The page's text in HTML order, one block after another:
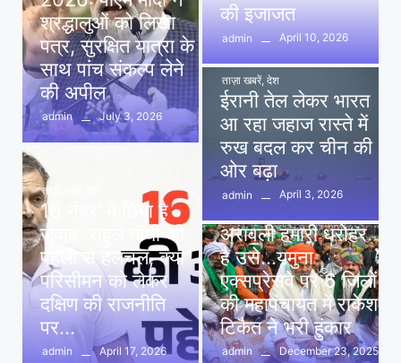
श्रद्धालुओं को लिखा
पत्र, सुरक्षित यात्रा के
साथ पांच संकल्प लेने
की अपील
admin July 3, 2026
ताज़ा खबरें
16 नंबर’ में छिपा है
जवाब: राहुल गांधी की
पहेली से हलचल, क्या
परिसीमन को लेकर
दक्षिण की राजनीति
पर…
admin April 17, 2026
की इजाजत
admin April 10, 2026
ताज़ा खबरें, देश
ईरानी तेल लेकर भारत
आ रहा जहाज रास्ते में
रुख बदल कर चीन की
ओर बढ़ा
admin
April 3, 2026
अरावली हमारी धरोहर
है उसे…यमुना
एक्सप्रेसवे पर 6 जिलों
की महापंचायत में राकेश
टिकैत ने भरी हुंकार
admin December 23, 2025